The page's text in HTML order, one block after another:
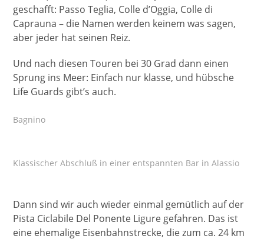
geschafft: Passo Teglia, Colle d’Oggia, Colle di
Caprauna – die Namen werden keinem was sagen,
aber jeder hat seinen Reiz.
Und nach diesen Touren bei 30 Grad dann einen
Sprung ins Meer: Einfach nur klasse, und hübsche
Life Guards gibt’s auch.
Bagnino
Klassischer Abschluß in einer entspannten Bar in Alassio
Dann sind wir auch wieder einmal gemütlich auf der
Pista Ciclabile Del Ponente Ligure gefahren. Das ist
eine ehemalige Eisenbahnstrecke, die zum ca. 24 km